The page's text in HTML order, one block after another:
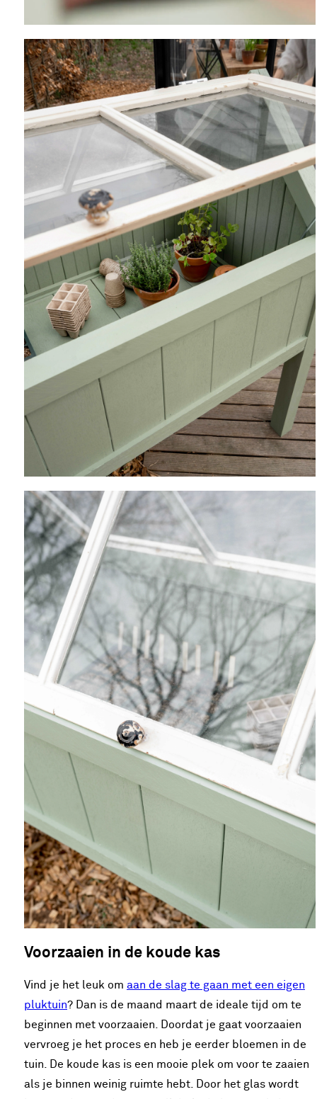
Voorzaaien in de koude kas
Vind je het leuk om aan de slag te gaan met een eigen
pluktuin? Dan is de maand maart de ideale tijd om te
beginnen met voorzaaien. Doordat je gaat voorzaaien
vervroeg je het proces en heb je eerder bloemen in de
tuin. De koude kas is een mooie plek om voor te zaaien
als je binnen weinig ruimte hebt. Door het glas wordt